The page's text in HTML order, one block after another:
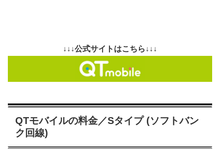
↓↓↓公式サイトはこちら↓↓↓
QTモバイルの料金／Sタイプ (ソフトバン
ク回線)